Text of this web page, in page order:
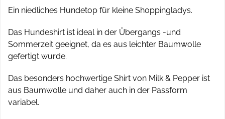
Ein niedliches Hundetop für kleine Shoppingladys.
Das Hundeshirt ist ideal in der Übergangs -und
Sommerzeit geeignet, da es aus leichter Baumwolle
gefertigt wurde.
Das besonders hochwertige Shirt von Milk & Pepper ist
aus Baumwolle und daher auch in der Passform
variabel.